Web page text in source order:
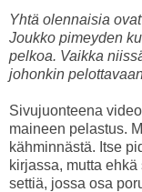
Yhtä olennaisia
Joukko pimeyden
pelkoa. Vaikka
johonkin
Sivujuonteena
maineen pelastus.
kähminnästä. Itse
kirjassa, mutta
settiä, jossa osa